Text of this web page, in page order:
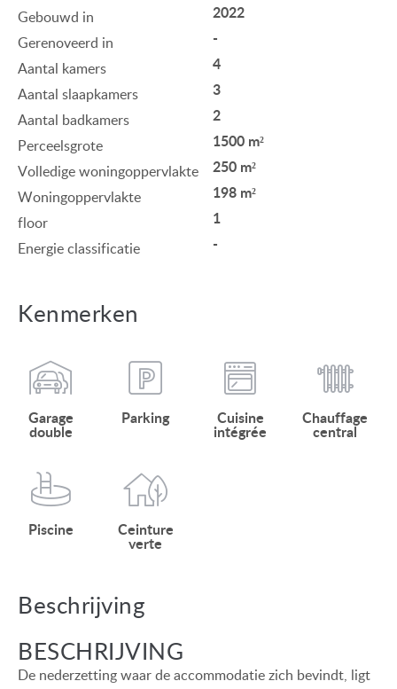
Gebouwd in 2022
Gerenoveerd in -
Aantal kamers 4
Aantal slaapkamers 3
Aantal badkamers 2
Perceelsgrote 1500 m²
Volledige woningoppervlakte 250 m²
Woningoppervlakte 198 m²
floor 1
Energie classificatie -
Kenmerken
Garage
double
Parking Cuisine
intégrée
Chauffage
central
Piscine Ceinture
verte
Beschrijving
BESCHRIJVING
De nederzetting waar de accommodatie zich bevindt, ligt